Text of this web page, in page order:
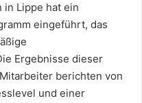
in Lippe hat ein
eingeführt, das
Ergebnisse dieser
berichten von
und einer